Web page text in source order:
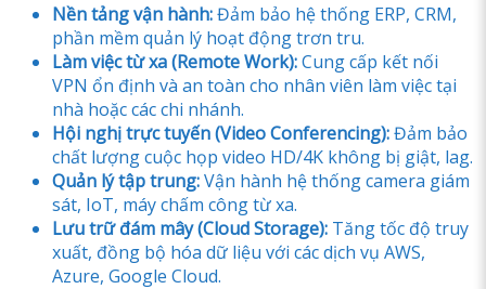
Nền tảng vận hành:Đảm bảo hệ thống ERP, CRM,
phần mềm quản lý hoạt động trơn tru.
Làm việc từ xa (Remote Work):Cung cấp kết nối
VPN ổn định và an toàn cho nhân viên làm việc tại
nhà hoặc các chi nhánh.
Hội nghị trực tuyến (Video Conferencing):Đảm bảo
chất lượng cuộc họp video HD/4K không bị giật, lag.
Quản lý tập trung:Vận hành hệ thống camera giám
sát, IoT, máy chấm công từ xa.
Lưu trữ đám mây (Cloud Storage): Tăng tốc độ truy
xuất, đồng bộ hóa dữ liệu với các dịch vụ AWS,
Azure, Google Cloud.